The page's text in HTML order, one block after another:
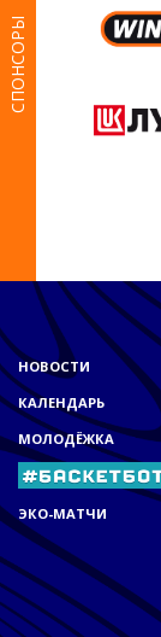
СПОНСОРЫ
НОВОСТИ
КАЛЕНДАРЬ
МОЛОДЁЖКА
ЭКО-МАТЧИ